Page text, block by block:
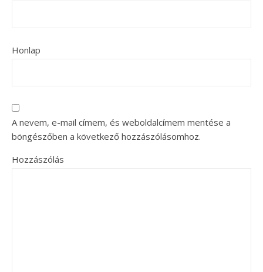
Honlap
A nevem, e-mail címem, és weboldalcímem mentése a
böngészőben a következő hozzászólásomhoz.
Hozzászólás